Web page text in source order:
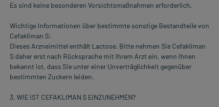
Es sind keine besonderen Vorsichtsmaßnahmen erforderlich.
Wichtige Informationen über bestimmte sonstige Bestandteile von
Cefakliman S:
Dieses Arzneimittel enthält Lactose. Bitte nehmen Sie Cefakliman
S daher erst nach Rücksprache mit Ihrem Arzt ein, wenn Ihnen
bekannt ist, dass Sie unter einer Unverträglichkeit gegenüber
bestimmten Zuckern leiden.
3. WIE IST CEFAKLIMAN S EINZUNEHMEN?